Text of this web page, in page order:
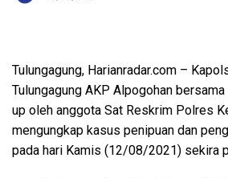
Tulungagung, Harianradar.com –
Tulungagung AKP Alpogohan
up oleh anggota Sat Reskrim Polres
mengungkap kasus penipuan dan
pada hari Kamis (12/08/2021) sekira